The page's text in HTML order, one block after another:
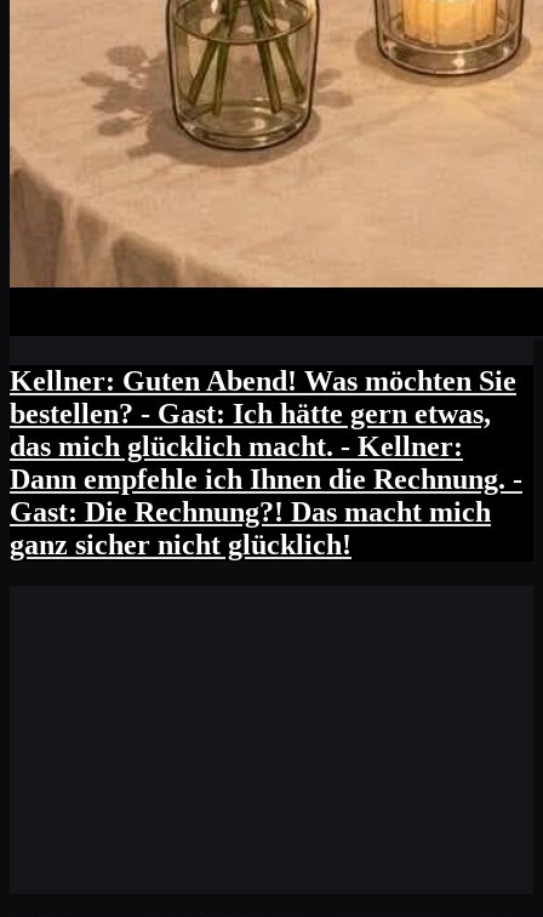
Kellner: Guten Abend! Was möchten Sie
bestellen? - Gast: Ich hätte gern etwas,
das mich glücklich macht. - Kellner:
Dann empfehle ich Ihnen die Rechnung. -
Gast: Die Rechnung?! Das macht mich
ganz sicher nicht glücklich!